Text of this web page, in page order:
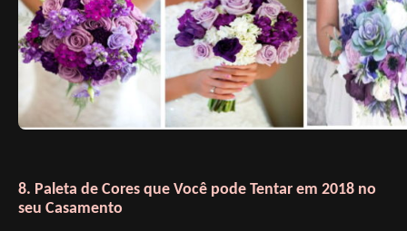
8. Paleta de Cores que Você pode Tentar em 2018 no
seu Casamento